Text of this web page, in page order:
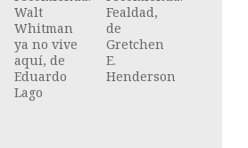
Walt
Whitman
ya no vive
aquí, de
Eduardo
Lago
Fealdad,
de
Gretchen
E.
Henderson